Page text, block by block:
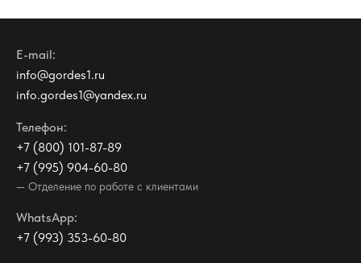
E-mail:
info@gordes1.ru
info.gordes1@yandex.ru
Телефон:
+7 (800) 101-87-89
+7 (995) 904-60-80
— Отделение по работе с клиентами
WhatsApp:
+7 (993) 353-60-80